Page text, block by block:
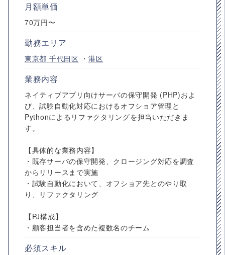
月額単価
70万円〜
勤務エリア
東京都 千代田区 ・港区
業務内容
ネイティブアプリ向けサーバの保守開発 (PHP)およ
び、試験自動化対応におけるオフショア管理と
Pythonによるリファクタリングを担当いただきま
す。
【具体的な業務内容】
・既存サーバの保守開発、クロージング対応を調査
からリリースまで実施
・試験自動化において、オフショア先とのやり取
り、リファクタリング
【PJ構成】
・顧客担当者を含めた複数名のチーム
必須スキル